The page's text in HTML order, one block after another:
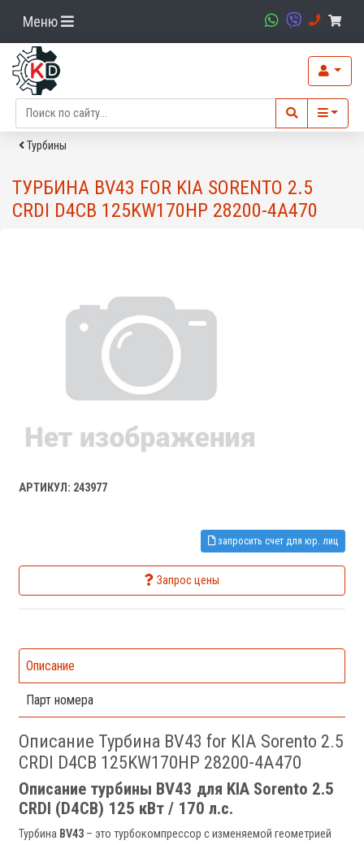
Меню
Турбины
ТУРБИНА BV43 FOR KIA SORENTO 2.5
CRDI D4CB 125KW170HP 28200-4A470
АРТИКУЛ: 243977
запросить счет для юр. лиц
Запрос цены
Описание
Парт номера
Описание Турбина BV43 for KIA Sorento 2.5
CRDI D4CB 125KW170HP 28200-4A470
Описание турбины BV43 для KIA Sorento 2.5
CRDI (D4CB) 125 кВт / 170 л.с.
Турбина BV43 – это турбокомпрессор с изменяемой геометрией